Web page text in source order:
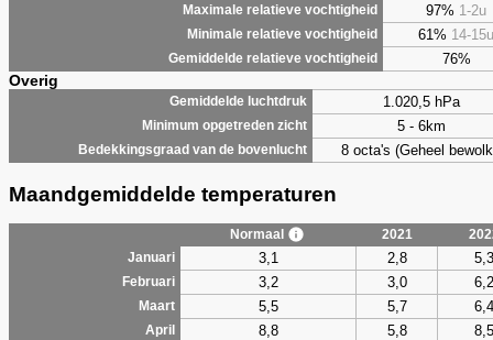
Maximale relatieve vochtigheid 97% 1-2u
Minimale relatieve vochtigheid 61% 14-15u
Gemiddelde relatieve vochtigheid 76%
Overig
Gemiddelde luchtdruk 1.020,5 hPa
Minimum opgetreden zicht 5 - 6km
Bedekkingsgraad van de bovenlucht 8 octa's (Geheel
Maandgemiddelde temperaturen
Normaal 2021
Januari
3,1 2,8 5,3
Februari 3,2 3,0 6,2
Maart 5,5 5,7 6,4
April 8,8 5,8 8,5